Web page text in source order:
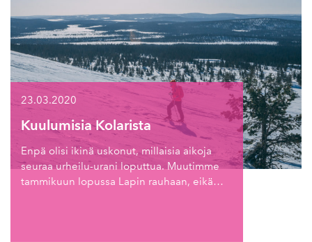
23.03.2020
Kuulumisia Kolarista
Enpä olisi ikinä uskonut, millaisia aikoja
seuraa urheilu-urani loputtua. Muutimme
tammikuun lopussa Lapin rauhaan, eikä…